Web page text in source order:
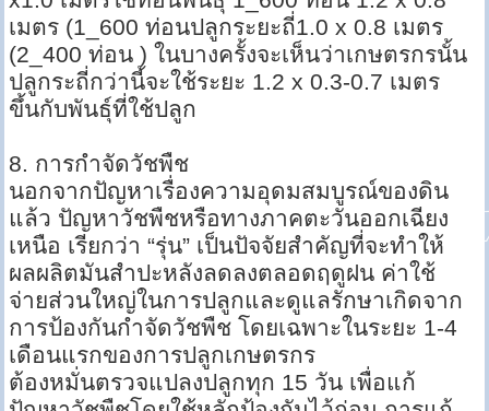
เมตร (1_600 ท่อนปลูกระยะถี่1.0 x 0.8 เมตร
(2_400 ท่อน ) ในบางครั้งจะเห็นว่าเกษตรกรนั้น
ปลูกระถี่กว่านี้จะใช้ระยะ 1.2 x 0.3-0.7 เมตร
ขึ้นกับพันธุ์ที่ใช้ปลูก
8. การกำจัดวัชพืช
นอกจากปัญหาเรื่องความอุดมสมบูรณ์ของดิน
แล้ว ปัญหาวัชพืชหรือทางภาคตะวันออกเฉียง
เหนือ เรียกว่า “รุ่น” เป็นปัจจัยสำคัญที่จะทำให้
ผลผลิตมันสำปะหลังลดลงตลอดฤดูฝน ค่าใช้
จ่ายส่วนใหญ่ในการปลูกและดูแลรักษาเกิดจาก
การป้องกันกำจัดวัชพืช โดยเฉพาะในระยะ 1-4
เดือนแรกของการปลูกเกษตรกร
ต้องหมั่นตรวจแปลงปลูกทุก 15 วัน เพื่อแก้